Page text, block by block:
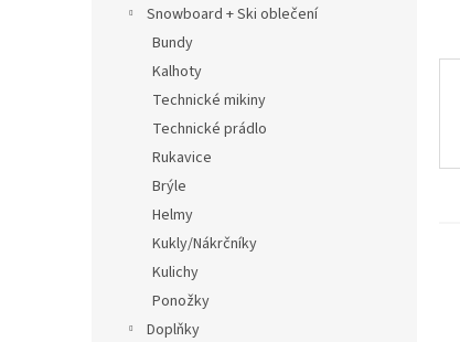
Snowboard + Ski oblečení
Bundy
Kalhoty
Technické mikiny
Technické prádlo
Rukavice
Brýle
Helmy
Kukly/Nákrčníky
Kulichy
Ponožky
Doplňky